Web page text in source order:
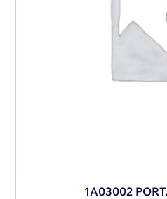
1A03002